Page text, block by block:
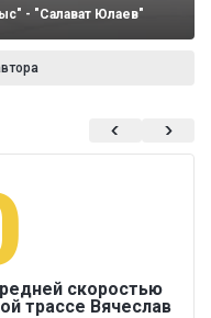
- "Салават Юлаев"
скоростью
трассе Вячеслав